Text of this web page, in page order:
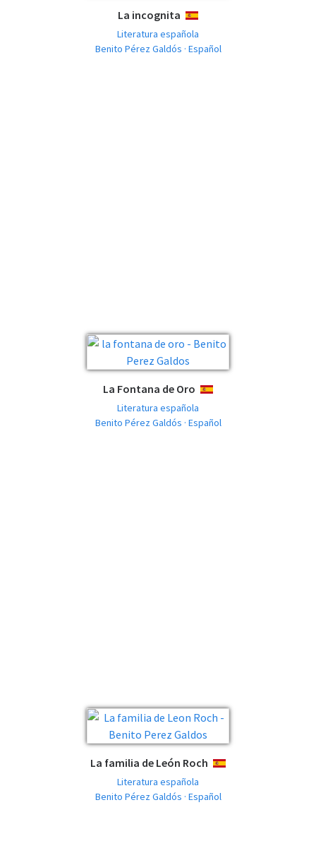
La incognita ESPAÑOL
Literatura española
Benito Pérez Galdós · Español
La Fontana de Oro ESPAÑOL
Literatura española
Benito Pérez Galdós · Español
La familia de León Roch ESPAÑOL
Literatura española
Benito Pérez Galdós · Español